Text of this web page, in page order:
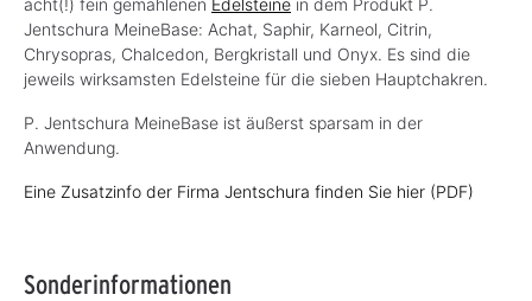
Jentschura MeineBase: Achat, Saphir, Karneol, Citrin,
Chrysopras, Chalcedon, Bergkristall und Onyx. Es sind die
jeweils wirksamsten Edelsteine für die sieben Hauptchakren.
P. Jentschura MeineBase ist äußerst sparsam in der
Anwendung.
Eine Zusatzinfo der Firma Jentschura finden Sie hier (PDF)
Sonderinformationen